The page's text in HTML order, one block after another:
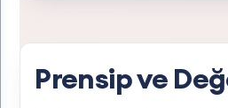
Prensip ve